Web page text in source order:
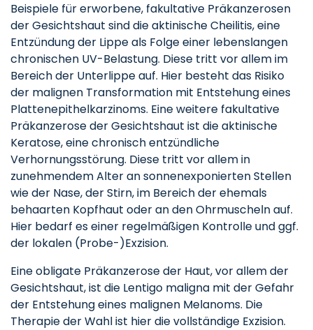
Beispiele für erworbene, fakultative Präkanzerosen
der Gesichtshaut sind die aktinische Cheilitis, eine
Entzündung der Lippe als Folge einer lebenslangen
chronischen UV-Belastung. Diese tritt vor allem im
Bereich der Unterlippe auf. Hier besteht das Risiko
der malignen Transformation mit Entstehung eines
Plattenepithelkarzinoms. Eine weitere fakultative
Präkanzerose der Gesichtshaut ist die aktinische
Keratose, eine chronisch entzündliche
Verhornungsstörung. Diese tritt vor allem in
zunehmendem Alter an sonnenexponierten Stellen
wie der Nase, der Stirn, im Bereich der ehemals
behaarten Kopfhaut oder an den Ohrmuscheln auf.
Hier bedarf es einer regelmäßigen Kontrolle und ggf.
der lokalen (Probe-)Exzision.
Eine obligate Präkanzerose der Haut, vor allem der
Gesichtshaut, ist die Lentigo maligna mit der Gefahr
der Entstehung eines malignen Melanoms. Die
Therapie der Wahl ist hier die vollständige Exzision.